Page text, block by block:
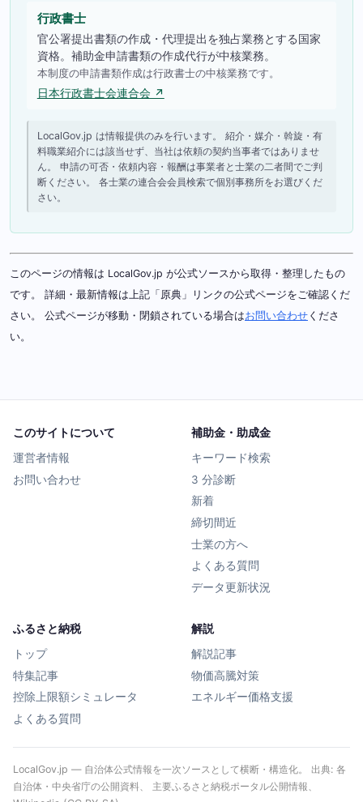
行政書士
官公署提出書類の作成・代理提出を独占業務とする国家
資格。補助金申請書類の作成代行が中核業務。
本制度の申請書類作成は行政書士の中核業務です。
日本行政書士会連合会 ↗
LocalGov.jp は情報提供のみを行います。 紹介・媒介・斡旋・有
料職業紹介には該当せず、当社は依頼の契約当事者ではありませ
ん。 申請の可否・依頼内容・報酬は事業者と士業の二者間でご判
断ください。 各士業の連合会会員検索で個別事務所をお選びくだ
さい。
このページの情報は LocalGov.jp が公式ソースから取得・整理したもの
です。 詳細・最新情報は上記「原典」リンクの公式ページをご確認くだ
さい。 公式ページが移動・閉鎖されている場合はお問い合わせ くださ
い。
このサイトについて
運営者情報
お問い合わせ
補助金・助成金
キーワード検索
3 分診断
新着
締切間近
士業の方へ
よくある質問
データ更新状況
ふるさと納税
トップ
特集記事
控除上限額シミュレータ
よくある質問
解説
解説記事
物価高騰対策
エネルギー価格支援
LocalGov.jp — 自治体公式情報を一次ソースとして横断・構造化。 出典: 各
自治体・中央省庁の公開資料、 主要ふるさと納税ポータル公開情報、